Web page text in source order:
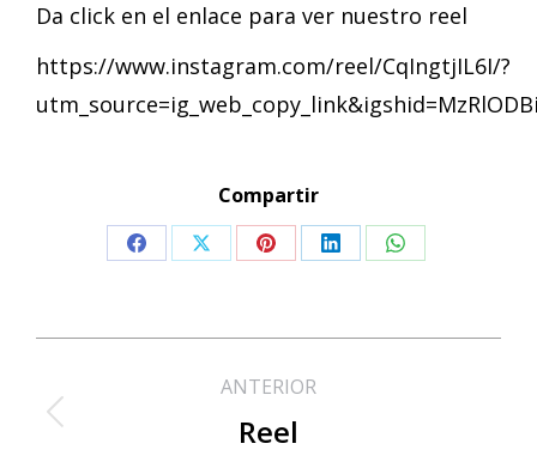
Da click en el enlace para ver nuestro reel
https://www.instagram.com/reel/CqIngtjIL6I/?
Compartir
Share
Facebook
Share
X
Share
Pinterest
Share
LinkedIn
Share
WhatsApp
Navegación
entre
ANTERIOR
Publicación
Reel